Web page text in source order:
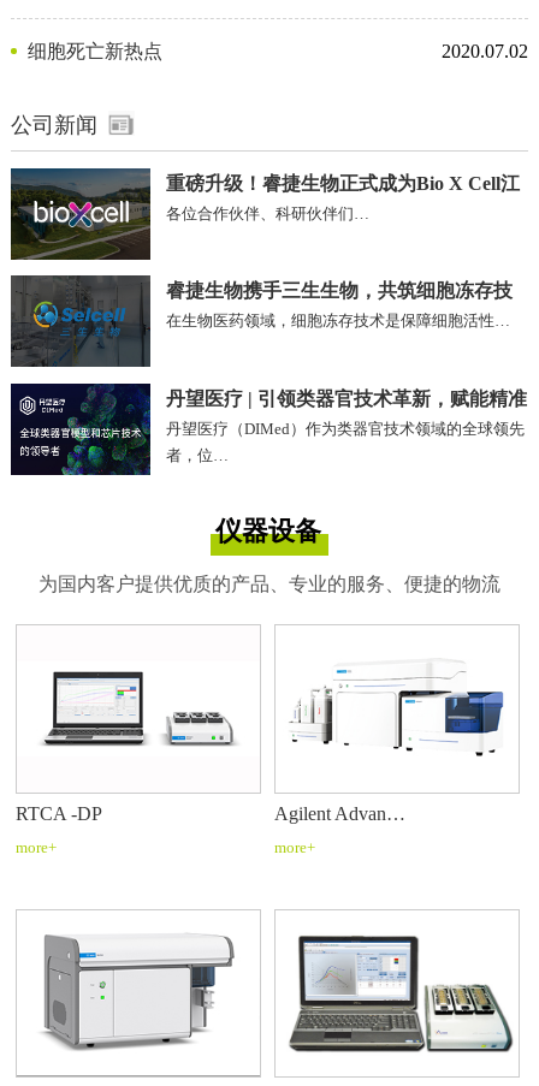
剂
细胞死亡新热点 2020.07.02
公司新闻
重磅升级！睿捷生物正式成为Bio X Cell江
苏、安徽区域独家代理商
各位合作伙伴、科研伙伴们…
睿捷生物携手三生生物，共筑细胞冻存技
术新未来!
在生物医药领域，细胞冻存技术是保障细胞活性…
丹望医疗 | 引领类器官技术革新，赋能精准
医疗未来
丹望医疗（DIMed）作为类器官技术领域的全球领先
者，位…
仪器设备
为国内客户提供优质的产品、专业的服务、便捷的物流
RTCA -DP
more+
Agilent Advan…
more+